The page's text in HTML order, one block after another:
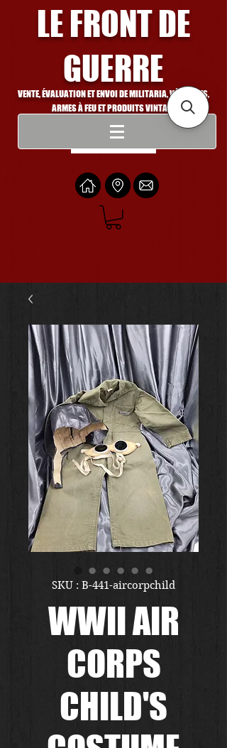
LE FRONT DE
GUERRE
VENTE, ÉVALUATION ET ENVOI DE MILITARIA, VÉHICULES,
ARMES À FEU ET PRODUITS VINTAGE
Se connecter
SKU : B-441-aircorpchild
WWII AIR
CORPS
CHILD'S